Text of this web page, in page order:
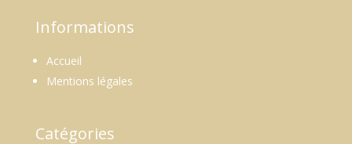
Informations
Accueil
Mentions légales
Catégories